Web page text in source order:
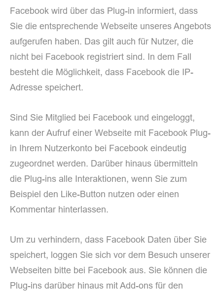
Facebook wird über das Plug-in informiert, dass
Sie die entsprechende Webseite unseres Angebots
aufgerufen haben. Das gilt auch für Nutzer, die
nicht bei Facebook registriert sind. In dem Fall
besteht die Möglichkeit, dass Facebook die IP-
Adresse speichert.
Sind Sie Mitglied bei Facebook und eingeloggt,
kann der Aufruf einer Webseite mit Facebook Plug-
in Ihrem Nutzerkonto bei Facebook eindeutig
zugeordnet werden. Darüber hinaus übermitteln
die Plug-ins alle Interaktionen, wenn Sie zum
Beispiel den Like-Button nutzen oder einen
Kommentar hinterlassen.
Um zu verhindern, dass Facebook Daten über Sie
speichert, loggen Sie sich vor dem Besuch unserer
Webseiten bitte bei Facebook aus. Sie können die
Plug-ins darüber hinaus mit Add-ons für den